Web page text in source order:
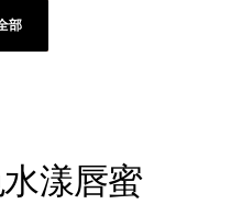
部
漾唇蜜